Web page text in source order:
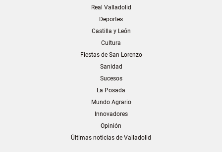
Real Valladolid
Deportes
Castilla y León
Cultura
Fiestas de San Lorenzo
Sanidad
Sucesos
La Posada
Mundo Agrario
Innovadores
Opinión
Últimas noticias de Valladolid